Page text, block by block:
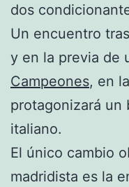
dos
Un encuentro
y en la previa de
Campeones, en
protagonizará un
italiano.
El único cambio
madridista es la